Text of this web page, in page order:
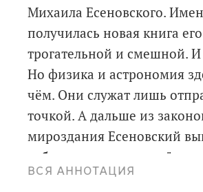
Михаила Есеновского.
получилась новая книга
трогательной и смешной.
Но физика и астрономия
чём. Они служат лишь
точкой. А дальше из
мироздания Есеновский
собственные законы -
механику" нашей
ВСЯ АННОТАЦИЯ